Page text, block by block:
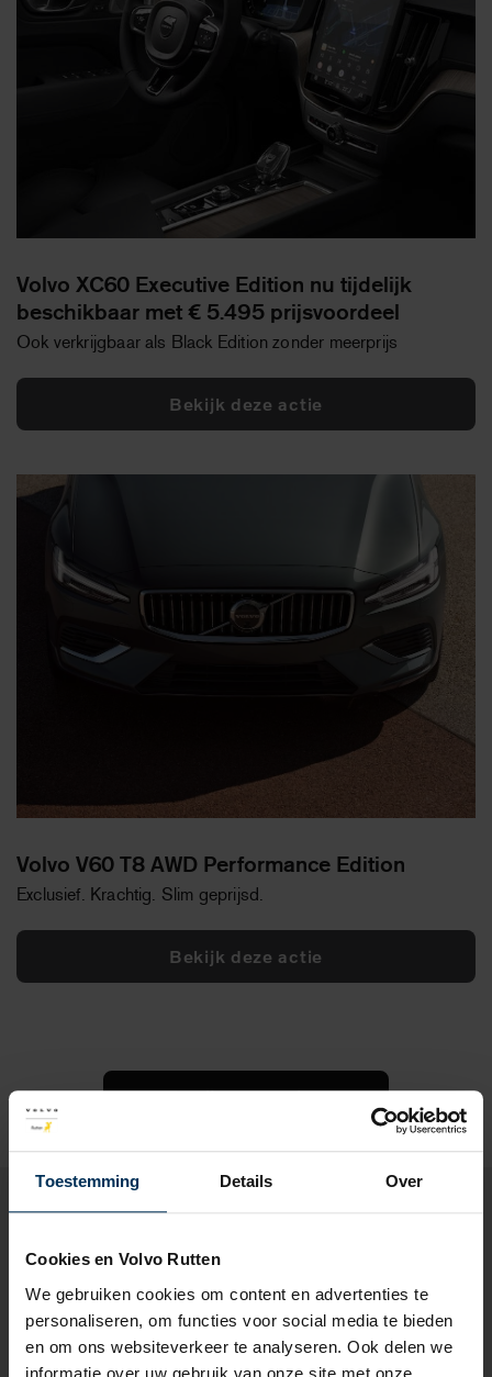
Toestemming Details Over
Cookies en Volvo Rutten
We gebruiken cookies om content en advertenties te
personaliseren, om functies voor social media te bieden
en om ons websiteverkeer te analyseren. Ook delen we
informatie over uw gebruik van onze site met onze
Volvo XC60 Executive Edition nu tijdelijk
beschikbaar met € 5.495 prijsvoordeel
Ook verkrijgbaar als Black Edition zonder meerprijs
Bekijk deze actie
Volvo V60 T8 AWD Performance Edition
Exclusief. Krachtig. Slim geprijsd.
Bekijk deze actie
Bekijk alle acties
Zoek in onze nieuwe voorraad!